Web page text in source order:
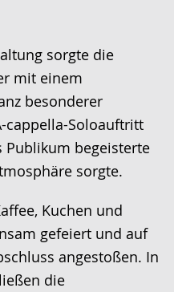
sorgte die
mit einem
besonderer
cappella-Soloauftritt
Publikum begeisterte
sorgte.
Kuchen und
gefeiert und auf
angestoßen. In
die